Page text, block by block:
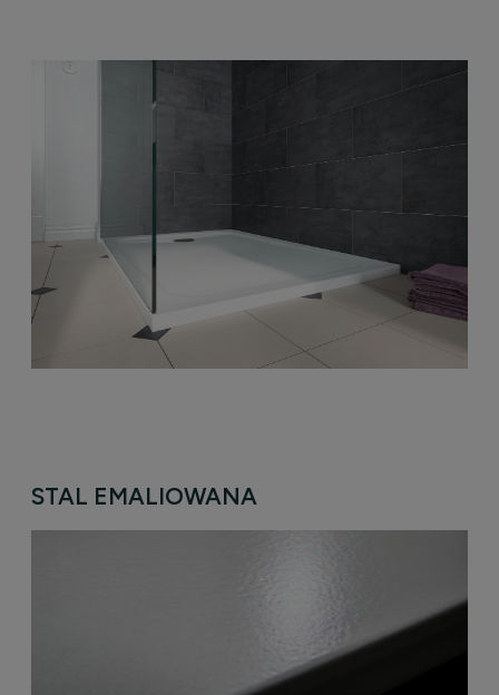
STAL EMALIOWANA